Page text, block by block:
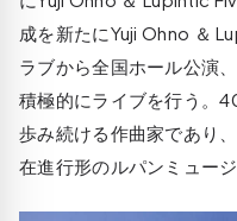
成を新たにYuji Ohno ＆
ラブから全国ホール公演
積極的にライブを行う。
歩み続ける作曲家であり
在進行形のルパンミュー